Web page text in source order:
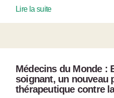
Lire la suite
Médecins du Monde :
soignant, un nouveau
thérapeutique contre